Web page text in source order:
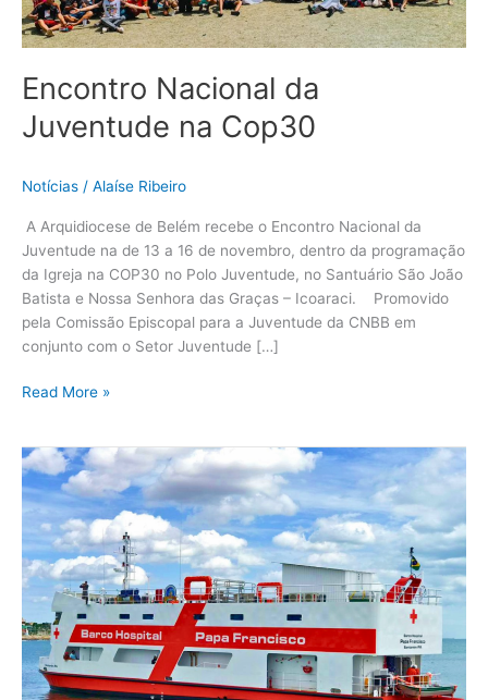
Encontro Nacional da
Juventude na Cop30
Notícias / Alaíse Ribeiro
A Arquidiocese de Belém recebe o Encontro Nacional da
Juventude na de 13 a 16 de novembro, dentro da programação
da Igreja na COP30 no Polo Juventude, no Santuário São João
Batista e Nossa Senhora das Graças – Icoaraci. Promovido
pela Comissão Episcopal para a Juventude da CNBB em
conjunto com o Setor Juventude […]
Read More »
Bispos
Participantes
da
COP30
Visitam
Barcos-
Hospitais